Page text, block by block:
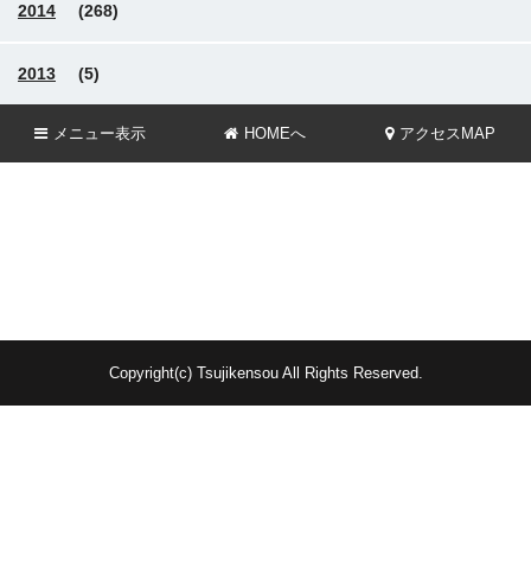
2014 (268)
2013 (5)
メニュー表示 HOMEへ アクセスMAP
Copyright(c) Tsujikensou All Rights Reserved.